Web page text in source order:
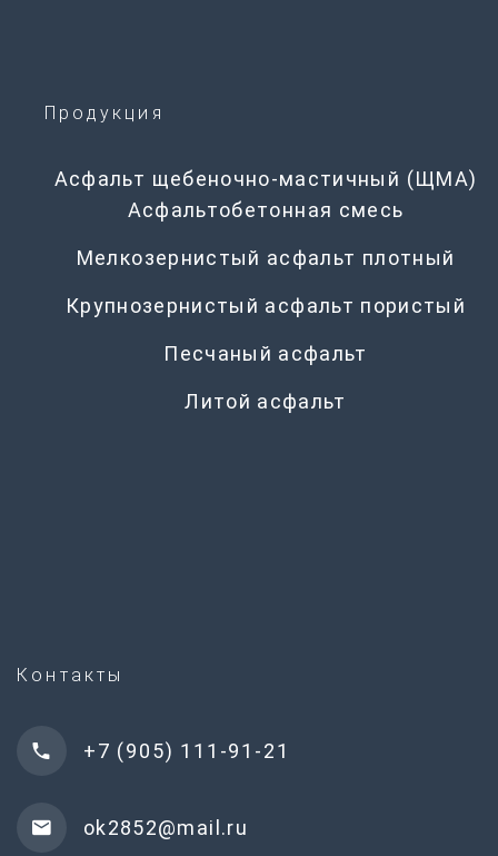
Продукция
Асфальт щебеночно-мастичный (ЩМА)
Асфальтобетонная смесь
Мелкозернистый асфальт плотный
Крупнозернистый асфальт пористый
Песчаный асфальт
Литой асфальт
Контакты
+7 (905) 111-91-21
ok2852@mail.ru